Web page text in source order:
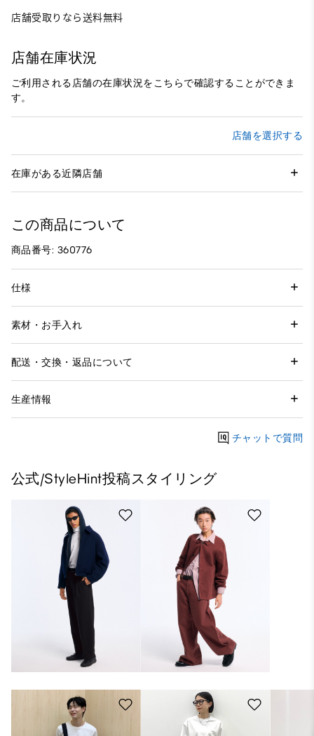
店舗受取りなら送料無料
店舗在庫状況
ご利用される店舗の在庫状況をこちらで確認することができま
す。
店舗を選択する
在庫がある近隣店舗
この商品について
商品番号: 360776
仕様
素材・お手入れ
配送・交換・返品について
生産情報
チャットで質問
公式/StyleHint投稿スタイリング